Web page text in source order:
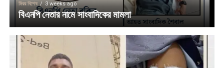
মিরর বিশেষ 3 weeks ago
বিএনপি নেতার নামে সাংবাদিকের মামলা